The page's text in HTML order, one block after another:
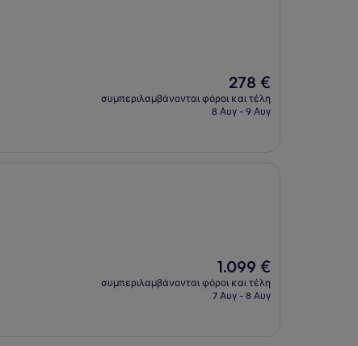
Η
τιμή
είναι
278 €
συμπεριλαμβάνονται φόροι και τέλη
8 Αυγ - 9 Αυγ
Η
τιμή
είναι
1.099 €
συμπεριλαμβάνονται φόροι και τέλη
7 Αυγ - 8 Αυγ